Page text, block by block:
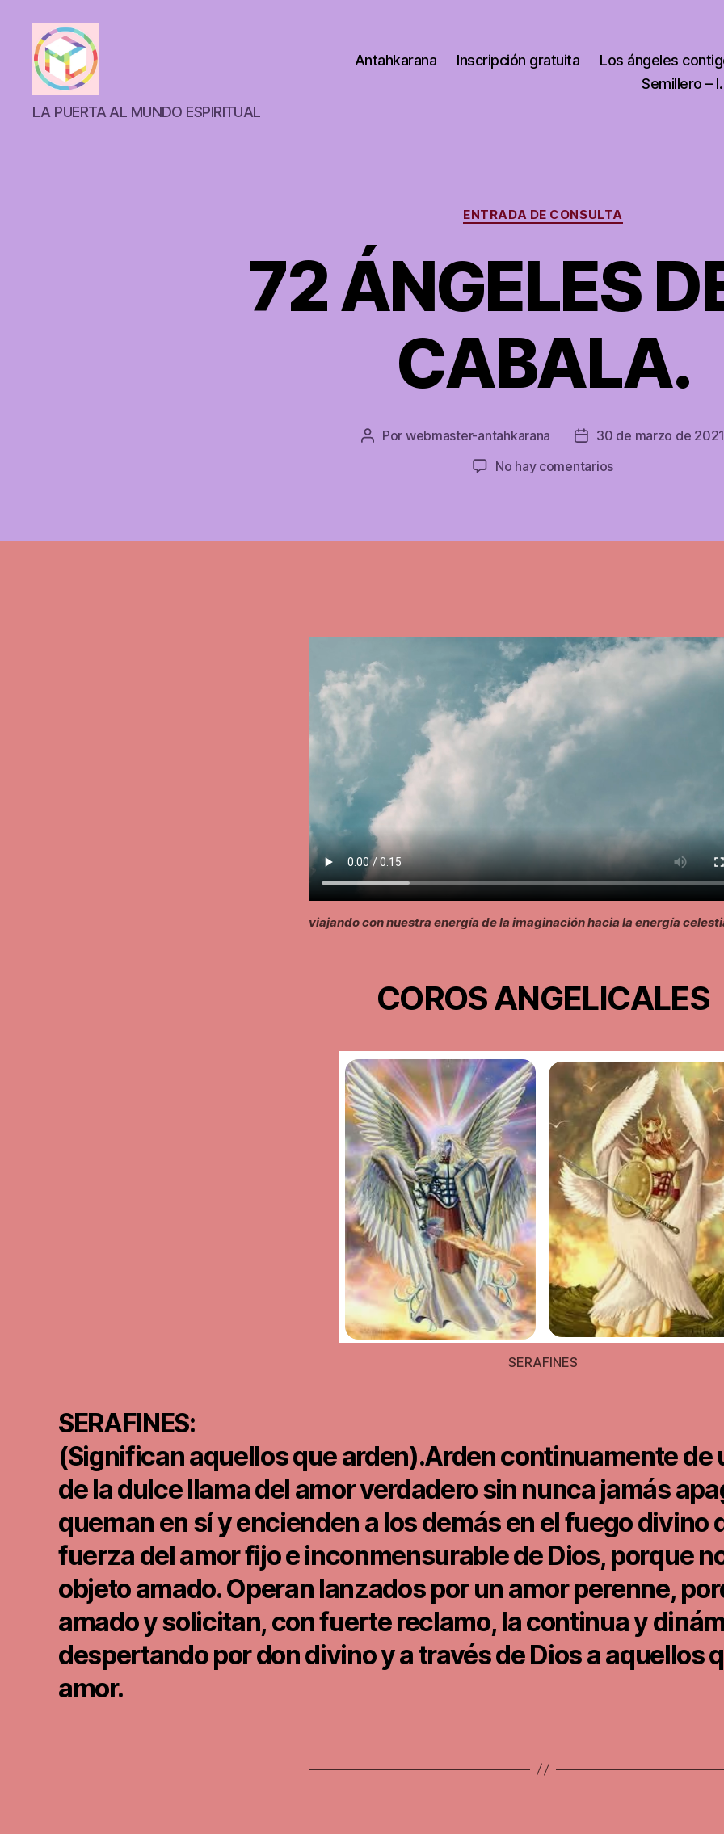
ANTAHKARANACALI
LA PUERTA AL MUNDO ESPIRITUAL
Antahkarana Inscripción gratuita
Los ángeles
Semillero – I.
Categorías
ENTRADA DE CONSULTA
72 ÁNGELES
CABALA.
Autor
Por webmaster-antahkarana
Fecha
la
30 de marzo de
No hay comentariosen
LA
viajando con nuestra energía de la imaginación hacia la energía
COROS ANGELICALES
SERAFINES
SERAFINES:
(Significan aquellos que arden).Arden continuamente de
de la dulce llama del amor verdadero sin nunca jamás
queman en sí y encienden a los demás en el fuego divino
fuerza del amor fijo e inconmensurable de Dios, porque
objeto amado. Operan lanzados por un amor perenne,
amado y solicitan, con fuerte reclamo, la continua y
despertando por don divino y a través de Dios a aquellos
amor.